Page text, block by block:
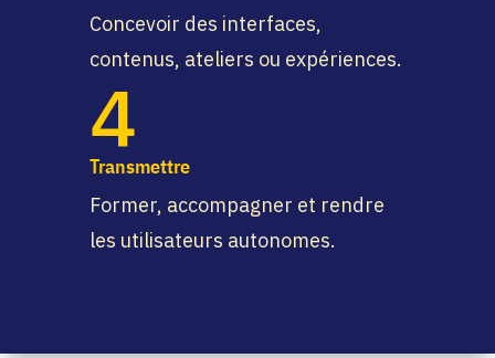
Concevoir des interfaces,
contenus, ateliers ou expériences.
4
Transmettre
Former, accompagner et rendre
les utilisateurs autonomes.